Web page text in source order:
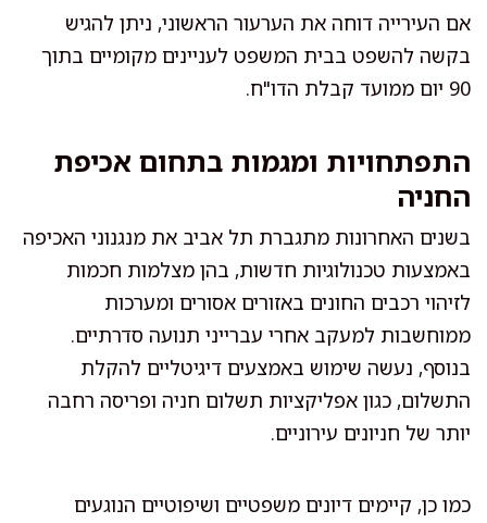
אם העירייה דוחה את הערעור הראשוני, ניתן להגיש
בקשה להשפט בבית המשפט לעניינים מקומיים בתוך
90 יום ממועד קבלת הדו"ח.
התפתחויות ומגמות בתחום אכיפת
החניה
בשנים האחרונות מתגברת תל אביב את מנגנוני האכיפה
באמצעות טכנולוגיות חדשות, בהן מצלמות חכמות
לזיהוי רכבים החונים באזורים אסורים ומערכות
ממוחשבות למעקב אחרי עברייני תנועה סדרתיים.
בנוסף, נעשה שימוש באמצעים דיגיטליים להקלת
התשלום, כגון אפליקציות תשלום חניה ופריסה רחבה
יותר של חניונים עירוניים.
כמו כן, קיימים דיונים משפטיים ושיפוטיים הנוגעים